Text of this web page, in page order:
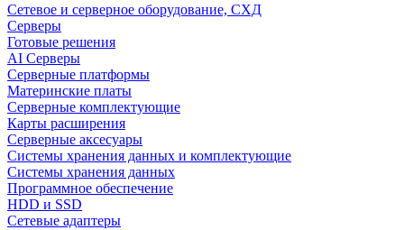
Сетевое и серверное оборудование, СХД
Cерверы
Готовые решения
AI Серверы
Серверные платформы
Материнские платы
Серверные комплектующие
Карты расширения
Серверные аксесуары
Системы хранения данных и комплектующие
Системы хранения данных
Программное обеспечение
HDD и SSD
Сетевые адаптеры